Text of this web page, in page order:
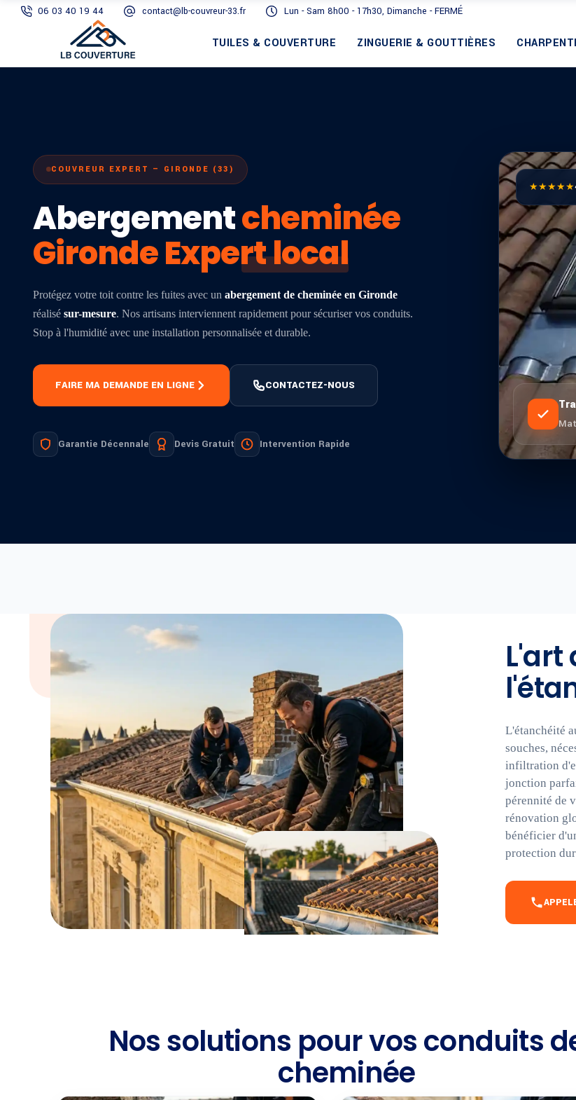
06 03 40 19 44 contact@lb-couvreur-33.fr Lun - Sam 8h00 - 17h30, Dimanche - FERMÉ
TUILES & COUVERTURE ZINGUERIE & GOUTTIÈRES
COUVREUR EXPERT — GIRONDE (33)
Abergementcheminée
Gironde Expert local
Protégez votre toit contre les fuites avec un abergement de cheminée en Gironde
réalisé sur-mesure. Nos artisans interviennent rapidement pour sécuriser vos conduits.
Stop à l'humidité avec une installation personnalisée et durable.
FAIRE MA DEMANDE EN LIGNE CONTACTEZ-NOUS
Garantie Décennale Devis Gratuit Intervention Rapide
★★★★★
L'art
L'étanchéité
souches,
infiltration
jonction
pérennité de
rénovation
bénéficier
protection
Nos solutions pour vos conduits
cheminée